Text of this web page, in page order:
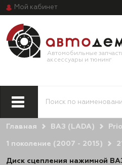
Мой кабинет
Автомобильные
аксессуары и тюнинг
Главная ВАЗ (LADA)
1 поколение (2007 - 2015)
Диск сцепления нажимной